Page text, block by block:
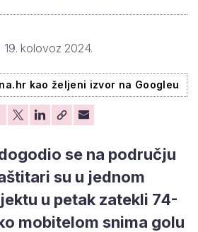
19. kolovoz 2024.
kao željeni izvor na Googleu
se na području
su u jednom
u petak zatekli 74-
mobitelom snima golu